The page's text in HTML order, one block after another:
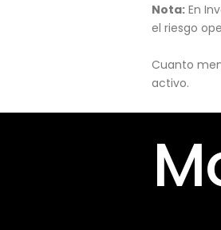
Nota: En
el riesgo
Cuanto
activo.